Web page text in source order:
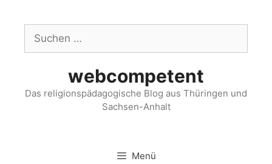
webcompetent
Das religionspädagogische Blog aus Thüringen und
Sachsen-Anhalt
Menü